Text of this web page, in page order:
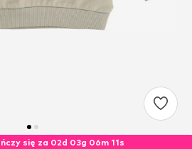
się za 02d 03g 06m 10s